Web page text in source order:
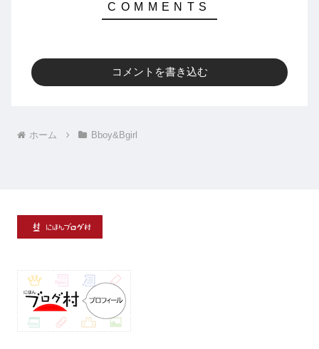
コメントを書き込む
ホーム Bboy&Bgirl